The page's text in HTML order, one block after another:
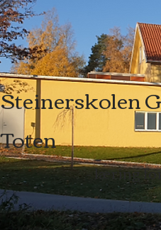
Steinerskolen
Toten
- læring